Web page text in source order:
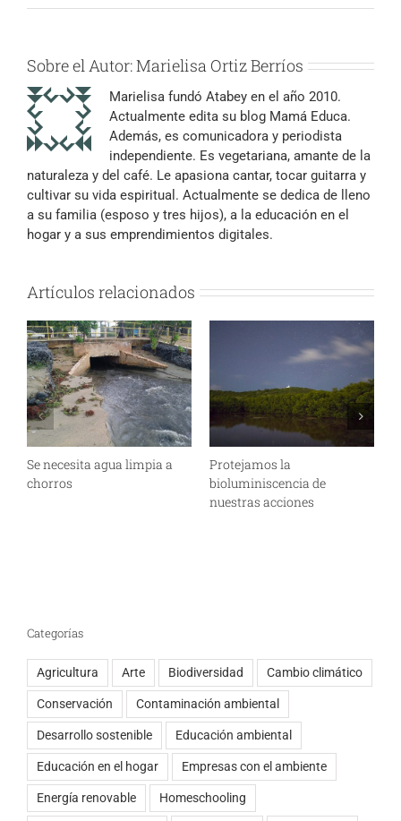
electrónico
Sobre el Autor:Marielisa Ortiz Berríos
Marielisa fundó Atabey en el año 2010.
Actualmente edita su blog Mamá Educa.
Además, es comunicadora y periodista
independiente. Es vegetariana, amante de la
naturaleza y del café. Le apasiona cantar, tocar guitarra y
cultivar su vida espiritual. Actualmente se dedica de lleno
a su familia (esposo y tres hijos), a la educación en el
hogar y a sus emprendimientos digitales.
Artículos relacionados
Se necesita agua limpia a
chorros
Protejamos la
bioluminiscencia de
nuestras acciones
Categorías
Agricultura Arte Biodiversidad Cambio climático
Conservación Contaminación ambiental
Desarrollo sostenible Educación ambiental
Educación en el hogar Empresas con el ambiente
Energía renovable Homeschooling